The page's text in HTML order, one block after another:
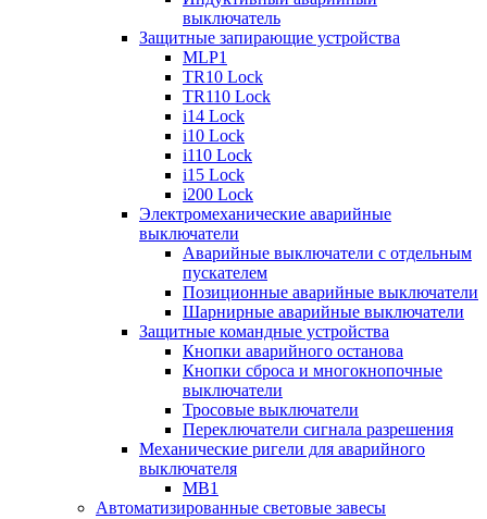
выключатель
Защитные запирающие устройства
MLP1
TR10 Lock
TR110 Lock
i14 Lock
i10 Lock
i110 Lock
i15 Lock
i200 Lock
Электромеханические аварийные
выключатели
Аварийные выключатели с отдельным
пускателем
Позиционные аварийные выключатели
Шарнирные аварийные выключатели
Защитные командные устройства
Кнопки аварийного останова
Кнопки сброса и многокнопочные
выключатели
Тросовые выключатели
Переключатели сигнала разрешения
Механические ригели для аварийного
выключателя
MB1
Автоматизированные световые завесы